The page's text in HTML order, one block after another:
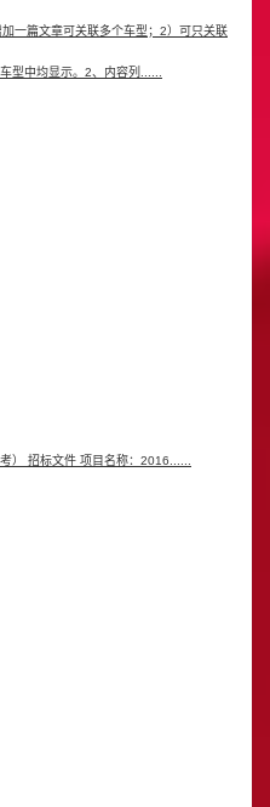
一篇文章可关联多个车型；2）可只关联
型中均显示。2、内容列......
） 招标文件 项目名称：2016......